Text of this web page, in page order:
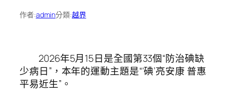
作者:admin分類:越界
2026年5月15日是全國第33個“防治碘缺
少病日”，本年的運動主題是“‘碘’亮安康 普惠
平易近生”。